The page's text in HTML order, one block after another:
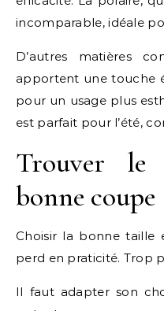
incomparable, idéale
D’autres matières
apportent une touche
pour un usage plus
est parfait pour l’été,
Trouver
bonne coupe
Choisir la bonne taille
perd en praticité. Trop
Il faut adapter son